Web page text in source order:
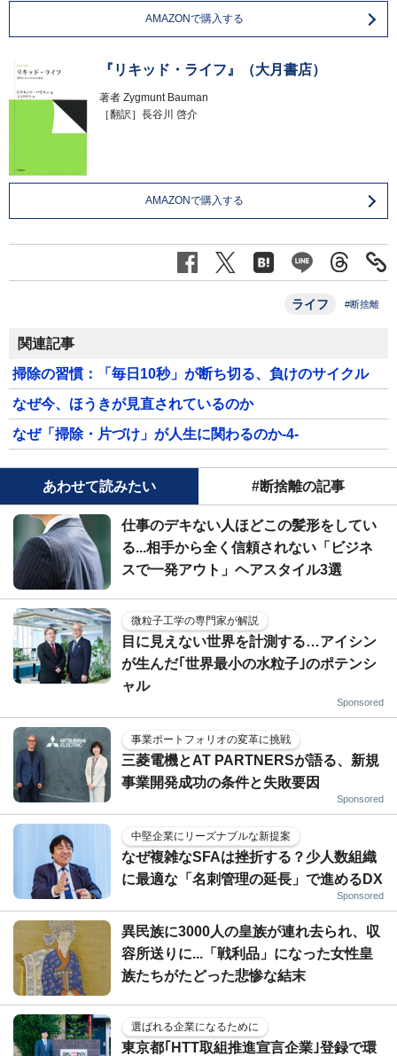
AMAZONで購入する
『リキッド・ライフ』（大月書店）
著者 Zygmunt Bauman
［翻訳］長谷川 啓介
AMAZONで購入する
ライフ #断捨離
関連記事
掃除の習慣：「毎日10秒」が断ち切る、負けのサイクル
なぜ今、ほうきが見直されているのか
なぜ「掃除・片づけ」が人生に関わるのか-4-
あわせて読みたい #断捨離の記事
仕事のデキない人ほどこの髪形をしてい
る...相手から全く信頼されない「ビジネ
スで一発アウト」ヘアスタイル3選
微粒子工学の専門家が解説
目に見えない世界を計測する…アイシン
が生んだ｢世界最小の水粒子｣のポテンシ
ャル
Sponsored
事業ポートフォリオの変革に挑戦
三菱電機とAT PARTNERSが語る、新規
事業開発成功の条件と失敗要因
Sponsored
中堅企業にリーズナブルな新提案
なぜ複雑なSFAは挫折する？少人数組織
に最適な「名刺管理の延長」で進めるDX
Sponsored
異民族に3000人の皇族が連れ去られ、収
容所送りに...「戦利品」になった女性皇
族たちがたどった悲惨な結末
選ばれる企業になるために
東京都｢HTT取組推進宣言企業｣登録で環